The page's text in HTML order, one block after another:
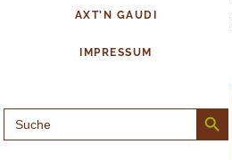
AXT’N GAUDI
IMPRESSUM
SEARCH
FOR:
Search Button